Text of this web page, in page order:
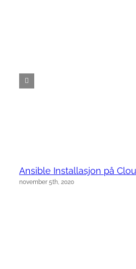
Ansible Installasjon på
november 5th, 2020